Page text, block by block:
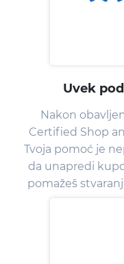
Uvek
Nakon
Certified Shop
Tvoja pomoć je
da unapredi
pomažeš